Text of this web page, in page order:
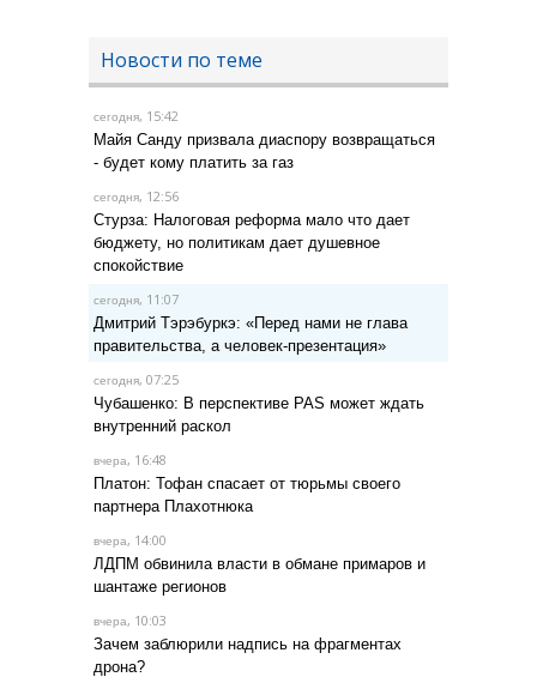
Новости по теме
сегодня, 15:42
Майя Санду призвала диаспору возвращаться
- будет кому платить за газ
сегодня, 12:56
Стурза: Налоговая реформа мало что дает
бюджету, но политикам дает душевное
спокойствие
сегодня, 11:07
Дмитрий Тэрэбуркэ: «Перед нами не глава
правительства, а человек-презентация»
сегодня, 07:25
Чубашенко: В перспективе PAS может ждать
внутренний раскол
вчера, 16:48
Платон: Тофан спасает от тюрьмы своего
партнера Плахотнюка
вчера, 14:00
ЛДПМ обвинила власти в обмане примаров и
шантаже регионов
вчера, 10:03
Зачем заблюрили надпись на фрагментах
дрона?